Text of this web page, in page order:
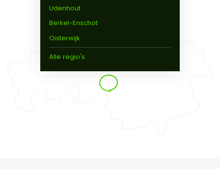
Udenhout
Berkel-Enschot
Oisterwijk
Alle regio's